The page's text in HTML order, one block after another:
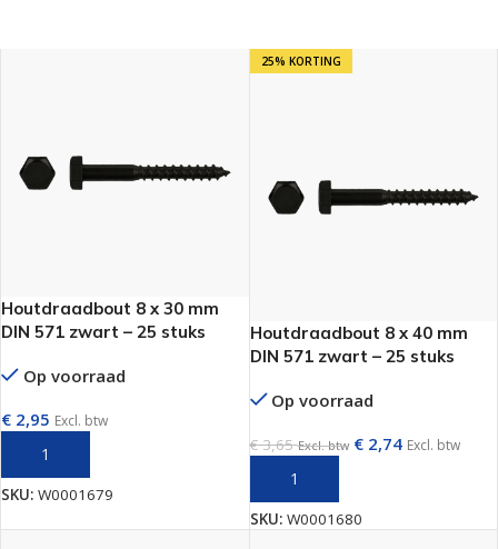
Houtdraadbout 8 x 30 mm
DIN 571 zwart – 25 stuks
Op voorraad
€ 2,95 Excl. btw
SKU: W0001679
25% KORTING
Houtdraadbout 8 x 40 mm
DIN 571 zwart – 25 stuks
Op voorraad
€3,65 Excl. btw €2,74 Excl. btw
SKU: W0001680